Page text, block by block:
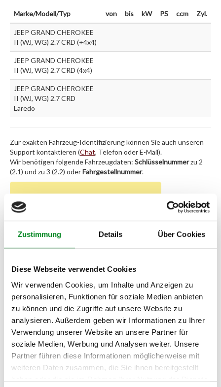
Zustimmung Details Über Cookies
Diese Webseite verwendet Cookies
Wir verwenden Cookies, um Inhalte und Anzeigen zu
personalisieren, Funktionen für soziale Medien anbieten
zu können und die Zugriffe auf unsere Website zu
analysieren. Außerdem geben wir Informationen zu Ihrer
Verwendung unserer Website an unsere Partner für
soziale Medien, Werbung und Analysen weiter. Unsere
Partner führen diese Informationen möglicherweise mit
weiteren Daten zusammen, die Sie ihnen bereitgestellt
haben oder die sie im Rahmen Ihrer Nutzung der Dienste
Marke/Modell/Typ von bis kW PS ccm Zyl.
JEEP GRAND CHEROKEE
II (WJ, WG) 2.7 CRD (+4x4)
JEEP GRAND CHEROKEE
II (WJ, WG) 2.7 CRD (4x4)
JEEP GRAND CHEROKEE
II (WJ, WG) 2.7 CRD
Laredo
Zur exakten Fahrzeug-Identifizierung können Sie auch unseren
Support kontaktieren (Chat, Telefon oder E-Mail).
Wir benötigen folgende Fahrzeugdaten: Schlüsselnummerzu 2
(2.1) und zu 3 (2.2) oderFahrgestellnummer.
Oder einfachim Chat nachfragen.
Hersteller/EU Verantwortliche
Person
Hersteller
Unternehmensname:
TMC Turbolader Manufaktur Coesfeld
Adresse:
Am Wasserturm 55, Coesfeld, NRW, 48653, DE
E-Mail:
info@tmc-turbo.de
Telefon: